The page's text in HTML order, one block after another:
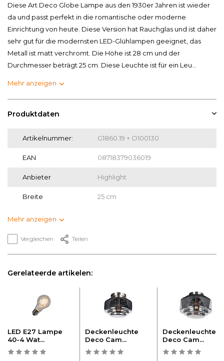
Diese Art Deco Globe Lampe aus den 1930er Jahren ist wieder
da und passt perfekt in die romantische oder moderne
Einrichtung von heute. Diese Version hat Rauchglas und ist daher
sehr gut für die modernsten LED-Glühlampen geeignet, das
Metall ist matt verchromt. Die Höhe ist 28 cm und der
Durchmesser beträgt 25 cm. Diese Leuchte ist für ein Leu...
Mehr anzeigen
Produktdaten
Artikelnummer: G1860.19 + O100130
EAN 08718379036019
Anbieter Highlight
Breite 25 cm
Mehr anzeigen
Vergleichen Teilen
Gerelateerde artikelen:
LED E27 Lampe
40-4 Wat...
Deckenleuchte
Deco Cam...
Deckenleuchte
Deco Cam...